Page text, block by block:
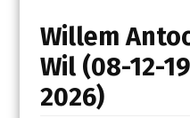
Willem
Wil (08-12-
2026)